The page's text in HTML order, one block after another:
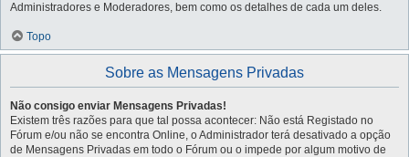
Administradores e Moderadores, bem como os detalhes de cada um deles.
Topo
Sobre as Mensagens Privadas
Não consigo enviar Mensagens Privadas!
Existem três razões para que tal possa acontecer: Não está Registado no
Fórum e/ou não se encontra Online, o Administrador terá desativado a opção
de Mensagens Privadas em todo o Fórum ou o impede por algum motivo de